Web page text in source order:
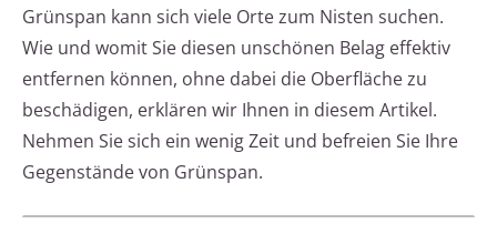
Grünspan kann sich viele Orte zum Nisten suchen.
Wie und womit Sie diesen unschönen Belag effektiv
entfernen können, ohne dabei die Oberfläche zu
beschädigen, erklären wir Ihnen in diesem Artikel.
Nehmen Sie sich ein wenig Zeit und befreien Sie Ihre
Gegenstände von Grünspan.